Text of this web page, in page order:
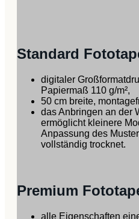
Standard
digitaler
Papiermaß 110 g/m²,
50 cm breite,
das Anbringen an der
ermöglicht kleinere
Anpassung des
vollständig trocknet.
Premium
alle Eigenschaften